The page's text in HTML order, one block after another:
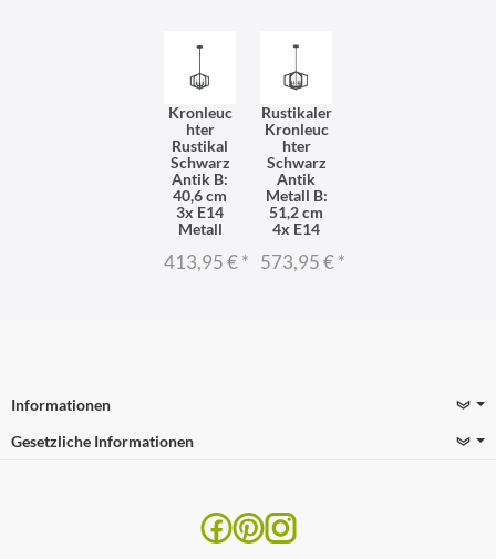
Kronleuc
hter
Rustikal
Schwarz
Antik B:
40,6 cm
3x E14
Metall
413,95 €*
Rustikaler
Kronleuc
hter
Schwarz
Antik
Metall B:
51,2 cm
4x E14
573,95 €*
Informationen
Gesetzliche Informationen